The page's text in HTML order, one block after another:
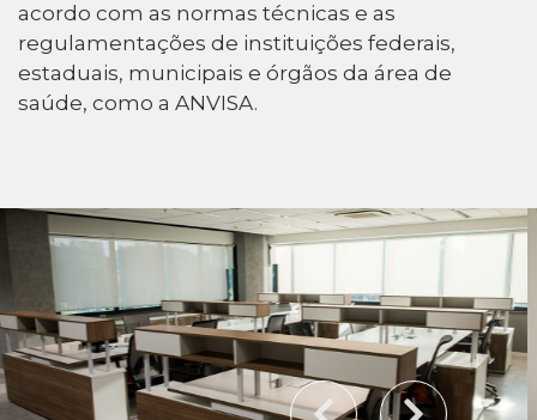
acordo com as normas técnicas e as
regulamentações de instituições federais,
estaduais, municipais e órgãos da área de
saúde, como a ANVISA.